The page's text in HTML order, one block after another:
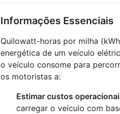
Informações Essenciais
Quilowatt-horas por milha
energética de um veículo
o veículo consome para
os motoristas a:
Estimar custos
carregar o veículo com